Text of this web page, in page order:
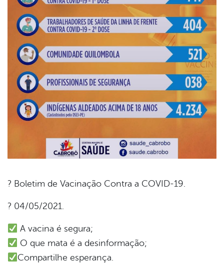
? Boletim de Vacinação Contra a COVID-19.
? 04/05/2021.
A vacina é segura;
O que mata é a desinformação;
Compartilhe esperança.